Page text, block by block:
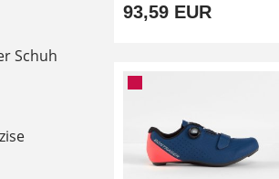
Schuh
93,59 EUR